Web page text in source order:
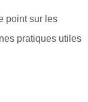
point sur les
pratiques utiles